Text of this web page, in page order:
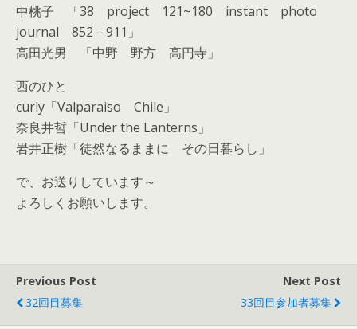
中桃子 「38 project 121~180 instant photo
journal 852－911」
高田光男 「中野 野方 高円寺」
西のひと
curly「Valparaiso Chile」
奈良井哲「Under the Lanterns」
岩井正樹「徒然なるままに その日暮らし」
で、お送りしています～
よろしくお願いします。
Previous Post
32回目募集
Next Post
33回目参加者募集